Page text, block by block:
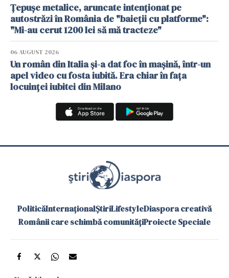
Țepușe metalice, aruncate intenționat pe
autostrăzi în România de "baieții cu platforme":
"Mi-au cerut 1200 lei să mă tracteze"
06 AUGUST 2026
Un român din Italia și-a dat foc în mașină, într-un
apel video cu fosta iubită. Era chiar în fața
locuinței iubitei din Milano
PoliticăInternaționalȘtiriLifestyleDiaspora creativă
Românii care schimbă comunitățiProiecte Speciale